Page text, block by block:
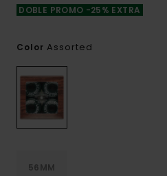
DOBLE PROMO -25% EXTRA
Color Assorted
56MM